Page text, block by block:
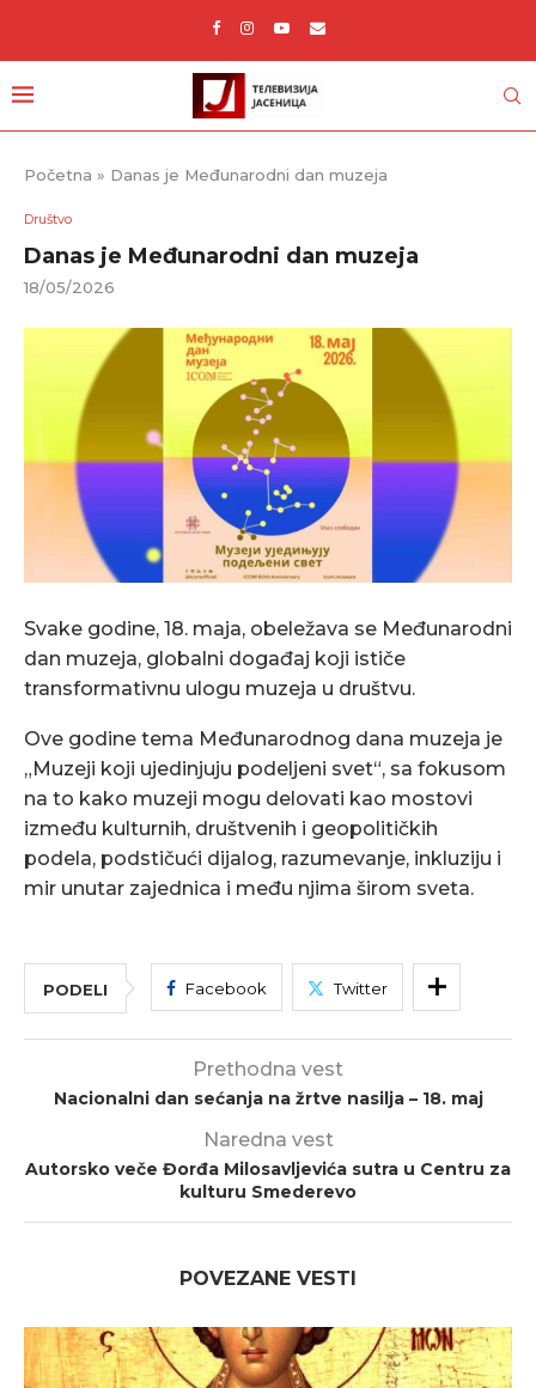
Početna » Danas je Međunarodni dan muzeja
Društvo
Danas je Međunarodni dan muzeja
18/05/2026
Svake godine, 18. maja, obeležava se Međunarodni
dan muzeja, globalni događaj koji ističe
transformativnu ulogu muzeja u društvu.
Ove godine tema Međunarodnog dana muzeja je
„Muzeji koji ujedinjuju podeljeni svet“, sa fokusom
na to kako muzeji mogu delovati kao mostovi
između kulturnih, društvenih i geopolitičkih
podela, podstičući dijalog, razumevanje, inkluziju i
mir unutar zajednica i među njima širom sveta.
PODELI Facebook Twitter
Prethodna vest
Nacionalni dan sećanja na žrtve nasilja – 18. maj
Naredna vest
Autorsko veče Đorđa Milosavljevića sutra u Centru za
kulturu Smederevo
POVEZANE VESTI